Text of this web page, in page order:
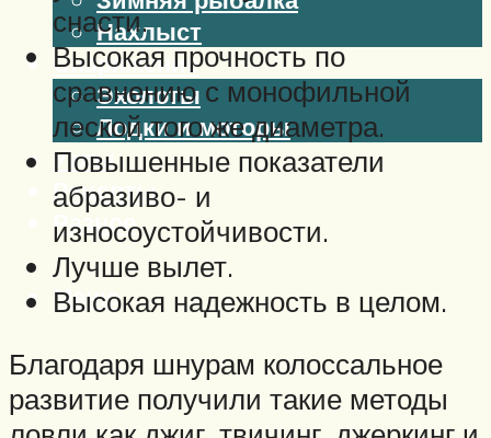
Нахлыст
Снаряжение
Эхолоты
Лодки и моторы
Узлы
Рецепты
Разное
Меню
снасти.
Высокая прочность по
сравнению с монофильной
леской того же диаметра.
Повышенные показатели
абразиво- и
износоустойчивости.
Лучше вылет.
Высокая надежность в целом.
Благодаря шнурам колоссальное
развитие получили такие методы